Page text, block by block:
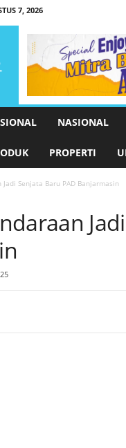
7, 2026
NASIONAL
PROPERTI
Senjata Baru PAD Banjarmasin